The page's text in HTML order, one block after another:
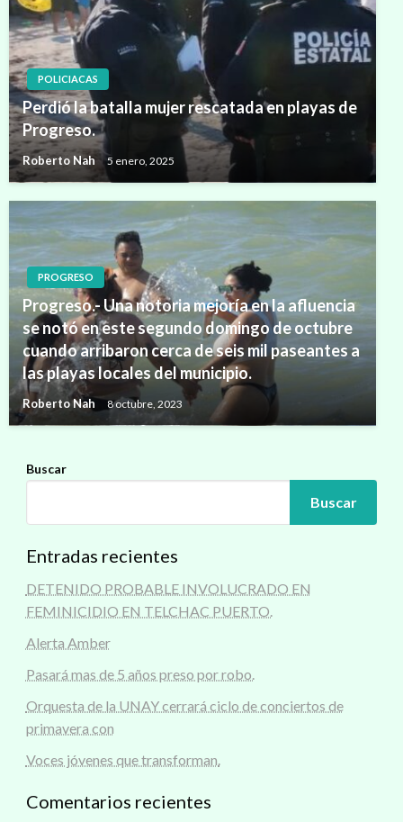
POLICIACAS
Perdió la batalla mujer rescatada en playas de
Progreso.
Roberto Nah 5 enero, 2025
PROGRESO
Progreso.- Una notoria mejoría en la afluencia
se notó en este segundo domingo de octubre
cuando arribaron cerca de seis mil paseantes a
las playas locales del municipio.
Roberto Nah 8 octubre, 2023
Buscar
Buscar
Entradas recientes
DETENIDO PROBABLE INVOLUCRADO EN
FEMINICIDIO EN TELCHAC PUERTO.
Alerta Amber
Pasará mas de 5 años preso por robo.
Orquesta de la UNAY cerrará ciclo de conciertos de
primavera con
Voces jóvenes que transforman.
Comentarios recientes